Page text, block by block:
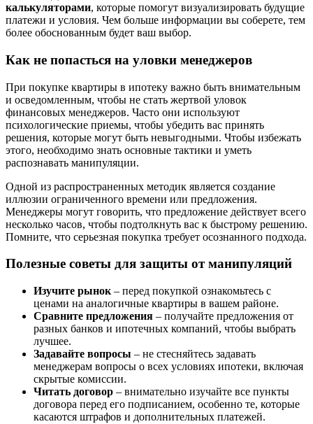
калькуляторами, которые помогут визуализировать будущие
платежи и условия. Чем больше информации вы соберете, тем
более обоснованным будет ваш выбор.
Как не попасться на уловки менеджеров
При покупке квартиры в ипотеку важно быть внимательным
и осведомленным, чтобы не стать жертвой уловок
финансовых менеджеров. Часто они используют
психологические приемы, чтобы убедить вас принять
решения, которые могут быть невыгодными. Чтобы избежать
этого, необходимо знать основные тактики и уметь
распознавать манипуляции.
Одной из распространенных методик является создание
иллюзии ограниченного времени или предложения.
Менеджеры могут говорить, что предложение действует всего
несколько часов, чтобы подтолкнуть вас к быстрому решению.
Помните, что серьезная покупка требует осознанного подхода.
Полезные советы для защиты от манипуляций
Изучите рынок – перед покупкой ознакомьтесь с
ценами на аналогичные квартиры в вашем районе.
Сравните предложения – получайте предложения от
разных банков и ипотечных компаний, чтобы выбрать
лучшее.
Задавайте вопросы – не стесняйтесь задавать
менеджерам вопросы о всех условиях ипотеки, включая
скрытые комиссии.
Читать договор – внимательно изучайте все пункты
договора перед его подписанием, особенно те, которые
касаются штрафов и дополнительных платежей.